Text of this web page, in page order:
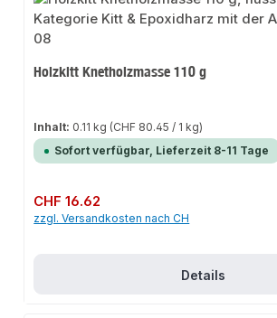
Holzkitt Knetholzmasse 110 g
Inhalt: 0.11 kg (CHF 80.45 / 1 kg)
Sofort verfügbar, Lieferzeit 8-11 Tage
Regulärer Preis:
CHF 16.62
zzgl. Versandkosten nach CH
Details